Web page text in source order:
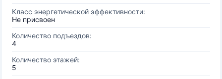
Класс энергетической эффективности:
Не присвоен
Количество подъездов:
4
Количество этажей:
5